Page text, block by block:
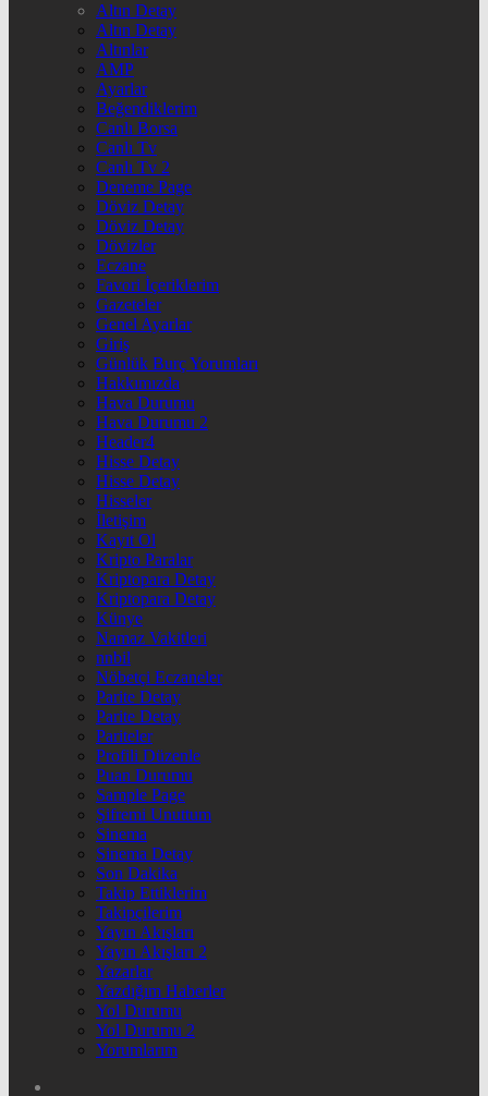
Altın Detay
Altın Detay
Altınlar
AMP
Ayarlar
Beğendiklerim
Canlı Borsa
Canlı Tv
Canlı Tv 2
Deneme Page
Döviz Detay
Döviz Detay
Dövizler
Eczane
Favori İçeriklerim
Gazeteler
Genel Ayarlar
Giriş
Günlük Burç Yorumları
Hakkımızda
Hava Durumu
Hava Durumu 2
Header4
Hisse Detay
Hisse Detay
Hisseler
İletişim
Kayıt Ol
Kripto Paralar
Kriptopara Detay
Kriptopara Detay
Künye
Namaz Vakitleri
nnbil
Nöbetçi Eczaneler
Parite Detay
Parite Detay
Pariteler
Profili Düzenle
Puan Durumu
Sample Page
Şifremi Unuttum
Sinema
Sinema Detay
Son Dakika
Takip Ettiklerim
Takipçilerim
Yayın Akışları
Yayın Akışları 2
Yazarlar
Yazdığım Haberler
Yol Durumu
Yol Durumu 2
Yorumlarım